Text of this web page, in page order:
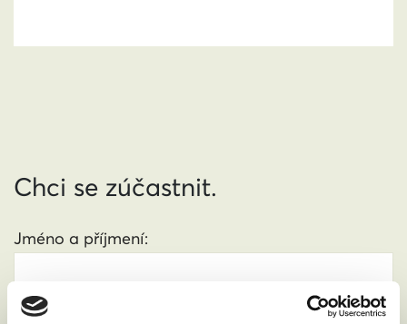
Chci se zúčastnit.
Jméno a příjmení:
Váš email: